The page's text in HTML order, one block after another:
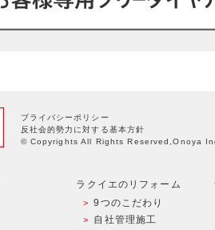
プライバシーポリシー
反社会的勢力に対する基本方針
© Copyrights All Rights Reserved,Onoya
ラクイエのリフォーム
9つのこだわり
自社管理施工